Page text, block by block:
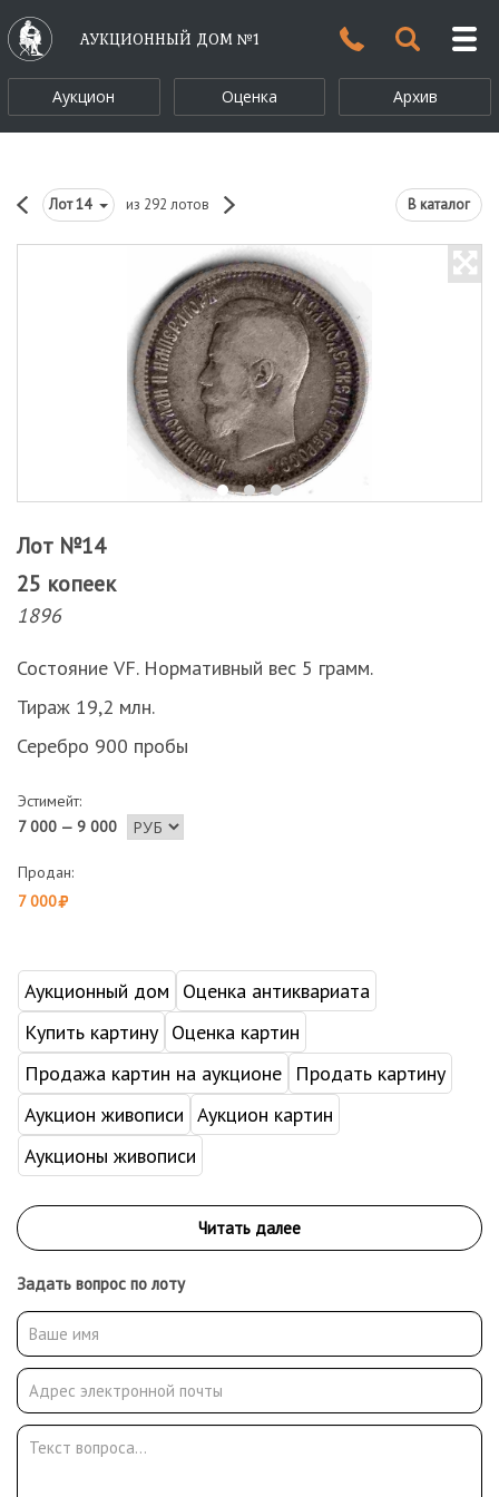
АУКЦИОННЫЙ ДОМ №1
Аукцион Оценка Архив
Лот14 из 292 лотов В каталог
Лот №14
25 копеек
1896
Состояние VF. Нормативный вес 5 грамм.
Тираж 19,2 млн.
Серебро 900 пробы
Эстимейт:
7 000 — 9 000
Продан:
7 000
Аукционный дом
Оценка антиквариата
Купить картину Оценка картин
Продажа картин на аукционе
Продать картину
Аукцион живописи Аукцион картин
Аукционы живописи
Задать вопрос по лоту